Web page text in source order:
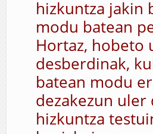
hizkuntza jakin
modu batean
Hortaz, hobeto
desberdinak,
batean modu
dezakezun uler
hizkuntza